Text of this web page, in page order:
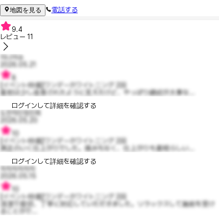
地図を見る 電話する
9.4
レビュー 11
지니어슈
8
【イベント特価】ワンデーホワイトニング 2回
最初は少し改善されたように見えたけど、やっぱり継続が大事な...
ログインして詳細を確認する
도전적인정진희
【イベント特価】ワンデーホワイトニング 2回
満足のいく仕上がりでした。痛みもなく、仕上がりも素晴らしい...
ログインして詳細を確認する
차차차차차차
【イベント特価】ワンデーホワイトニング 2回
清潔で親切、丁寧に対応していただきました。リラックスして施術を受け